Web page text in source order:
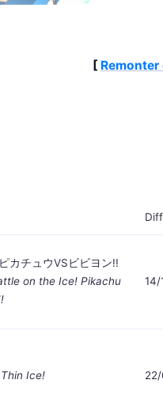
[
カチュウVSビビヨン!!
on the Ice! Pikachu
14/
Ice!